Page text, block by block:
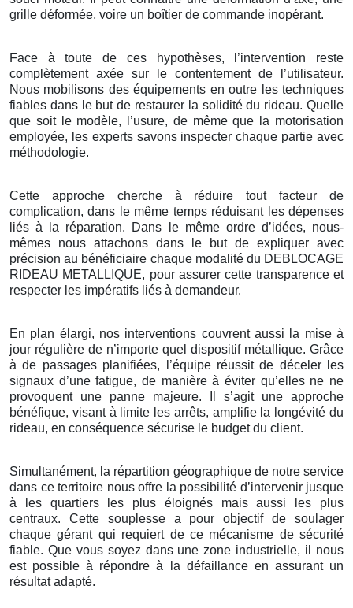
grille déformée, voire un boîtier de commande inopérant.
Face à toute de ces hypothèses, l’intervention reste
complètement axée sur le contentement de l’utilisateur.
Nous mobilisons des équipements en outre les techniques
fiables dans le but de restaurer la solidité du rideau. Quelle
que soit le modèle, l’usure, de même que la motorisation
employée, les experts savons inspecter chaque partie avec
méthodologie.
Cette approche cherche à réduire tout facteur de
complication, dans le même temps réduisant les dépenses
liés à la réparation. Dans le même ordre d’idées, nous-
mêmes nous attachons dans le but de expliquer avec
précision au bénéficiaire chaque modalité du DEBLOCAGE
RIDEAU METALLIQUE, pour assurer cette transparence et
respecter les impératifs liés à demandeur.
En plan élargi, nos interventions couvrent aussi la mise à
jour régulière de n’importe quel dispositif métallique. Grâce
à de passages planifiées, l’équipe réussit de déceler les
signaux d’une fatigue, de manière à éviter qu’elles ne ne
provoquent une panne majeure. Il s’agit une approche
bénéfique, visant à limite les arrêts, amplifie la longévité du
rideau, en conséquence sécurise le budget du client.
Simultanément, la répartition géographique de notre service
dans ce territoire nous offre la possibilité d’intervenir jusque
à les quartiers les plus éloignés mais aussi les plus
centraux. Cette souplesse a pour objectif de soulager
chaque gérant qui requiert de ce mécanisme de sécurité
fiable. Que vous soyez dans une zone industrielle, il nous
est possible à répondre à la défaillance en assurant un
résultat adapté.